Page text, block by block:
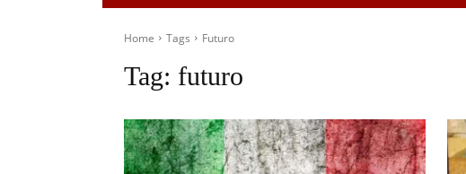
Home Tags Futuro
Tag: futuro